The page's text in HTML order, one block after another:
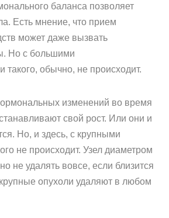
баланса позволяет
Есть мнение, что прием
может даже вызвать
Но с большими
такого, обычно, не происходит.
изменений во время
свой рост. Или они и
Но, и здесь, с крупными
не происходит. Узел диаметром
не удалять вовсе, если близится
опухоли удаляют в любом